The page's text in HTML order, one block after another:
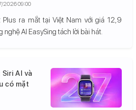
Plus ra mắt tại Việt Nam với giá 12,9
nghệ AI EasySing tách lời bài hát.
2026 09:00
AI và
có mặt